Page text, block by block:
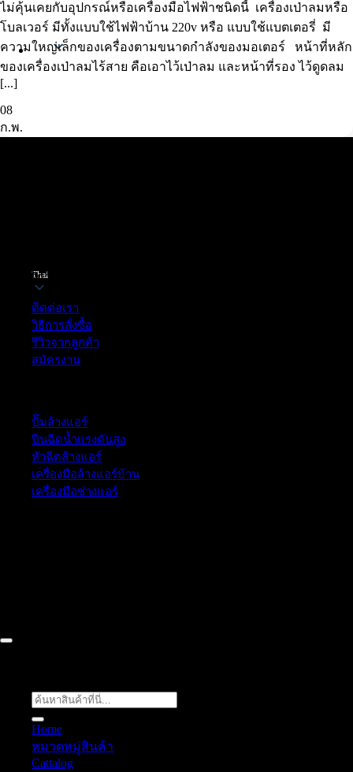
Thai
Thai
ไม่คุ้นเคยกับอุปกรณ์หรือเครื่องมือไฟฟ้าชนิดนี้ เครื่องเป่าลมหรือ
โบลเวอร์ มีทั้งแบบใช้ไฟฟ้าบ้าน 220v หรือ แบบใช้แบตเตอรี่ มี
ความใหญ่เล็กของเครื่องตามขนาดกำลังของมอเตอร์ หน้าที่หลัก
ของเครื่องเป่าลมไร้สาย คือเอาไว้เป่าลม และหน้าที่รอง ไว้ดูดลม
[...]
08
ก.พ.
ฝ่ายบริการลูกค้า
ติดต่อเรา
วิธีการสั่งซื้อ
รีวิวจากลูกค้า
สมัครงาน
ปั๊มล้างแอร์
ปืนฉีดน้ำเเรงดันสูง
หัวฉีดล้างแอร์
เครื่องมือล้างแอร์บ้าน
เครื่องมือช่างแอร์
Home
หมวดหมู่สินค้า
Cattalog